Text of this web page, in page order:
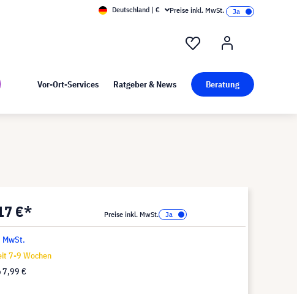
Kunst bei visunext
Deutschland | € Preise inkl. MwSt.
Vor-Ort-Services Ratgeber & News Beratung
€* Preise inkl. MwSt.
MwSt.
7-9 Wochen
7,99 €